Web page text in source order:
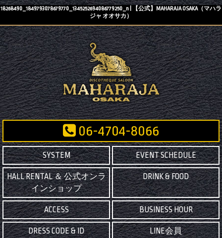
18268490_1849793078679770_1345252694086779250_n | 【公式】MAHARAJA OSAKA（マハラ
ジャ オオサカ）
06-4704-8066
SYSTEM EVENT SCHEDULE
HALL RENTAL ＆ 公式オンラ
インショップ
DRINK & FOOD
ACCESS BUSINESS HOUR
DRESS CODE & ID LINE会員